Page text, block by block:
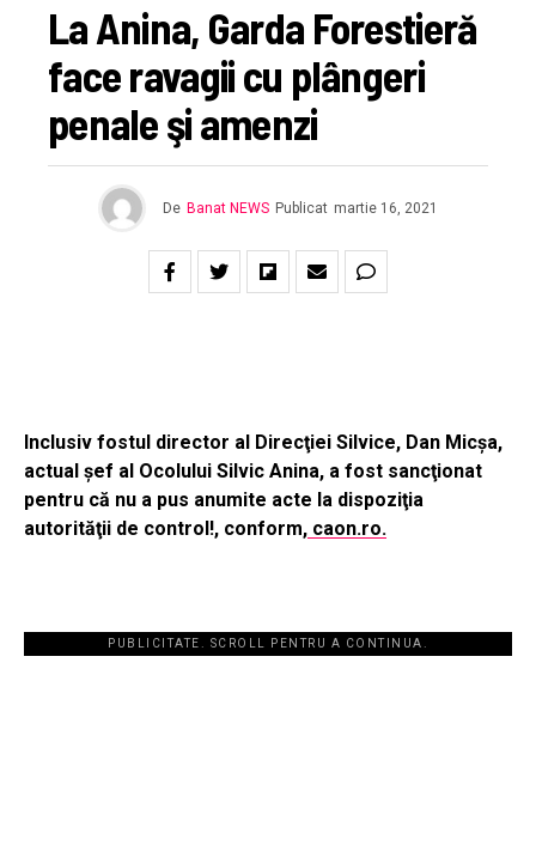
La Anina, Garda Forestieră
face ravagii cu plângeri
penale şi amenzi
De Banat NEWS Publicat martie 16, 2021
Inclusiv fostul director al Direcţiei Silvice, Dan Micşa,
actual şef al Ocolului Silvic Anina, a fost sancţionat
pentru că nu a pus anumite acte la dispoziţia
autorităţii de control!, conform, caon.ro.
PUBLICITATE. SCROLL PENTRU A CONTINUA.